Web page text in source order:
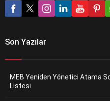
Son Yazılar
MEB Yeniden Yönetici Atama
Listesi